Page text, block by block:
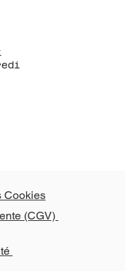
Cookies
(CGV)